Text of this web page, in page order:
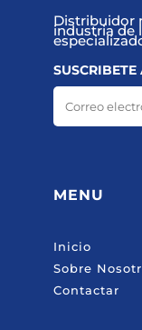
Distribuidor
industria de
MENU
Inicio
Sobre
Contactar